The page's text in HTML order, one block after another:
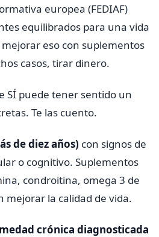
europea (FEDIAF)
equilibrados para una vida
eso con suplementos
casos, tirar dinero.
SÍ puede tener sentido un
Te las cuento.
de diez años) con signos de
o cognitivo. Suplementos
condroitina, omega 3 de
mejorar la calidad de vida.
crónica diagnosticada